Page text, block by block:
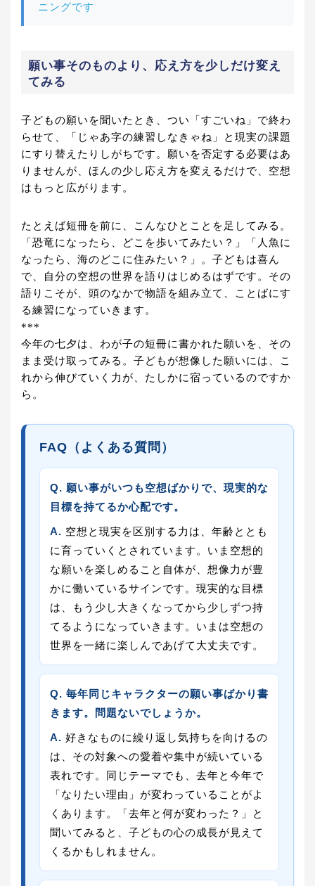
ニングです
願い事そのものより、応え方を少しだけ変え
てみる
子どもの願いを聞いたとき、つい「すごいね」で終わ
らせて、「じゃあ字の練習しなきゃね」と現実の課題
にすり替えたりしがちです。願いを否定する必要はあ
りませんが、ほんの少し応え方を変えるだけで、空想
はもっと広がります。
たとえば短冊を前に、こんなひとことを足してみる。
「恐竜になったら、どこを歩いてみたい？」「人魚に
なったら、海のどこに住みたい？」。子どもは喜ん
で、自分の空想の世界を語りはじめるはずです。その
語りこそが、頭のなかで物語を組み立て、ことばにす
る練習になっていきます。
***
今年の七夕は、わが子の短冊に書かれた願いを、その
まま受け取ってみる。子どもが想像した願いには、こ
れから伸びていく力が、たしかに宿っているのですか
ら。
FAQ（よくある質問）
Q. 願い事がいつも空想ばかりで、現実的な
目標を持てるか心配です。
A. 空想と現実を区別する力は、年齢ととも
に育っていくとされています。いま空想的
な願いを楽しめること自体が、想像力が豊
かに働いているサインです。現実的な目標
は、もう少し大きくなってから少しずつ持
てるようになっていきます。いまは空想の
世界を一緒に楽しんであげて大丈夫です。
Q. 毎年同じキャラクターの願い事ばかり書
きます。問題ないでしょうか。
A. 好きなものに繰り返し気持ちを向けるの
は、その対象への愛着や集中が続いている
表れです。同じテーマでも、去年と今年で
「なりたい理由」が変わっていることがよ
くあります。「去年と何が変わった？」と
聞いてみると、子どもの心の成長が見えて
くるかもしれません。